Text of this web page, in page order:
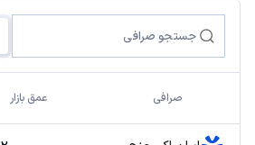
صرافی عمق بازار